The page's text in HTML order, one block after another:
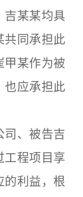
吉某某均具
共同承担此
甲某作为被
也应承担此
、被告吉
工程项目享
的利益，根